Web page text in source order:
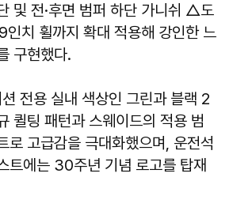
및 전·후면 범퍼 하단 가니쉬 △도
치 휠까지 확대 적용해 강인한 느
구현했다.
전용 실내 색상인 그린과 블랙 2
퀼팅 패턴과 스웨이드의 적용 범
로 고급감을 극대화했으며, 운전석
트에는 30주년 기념 로고를 탑재